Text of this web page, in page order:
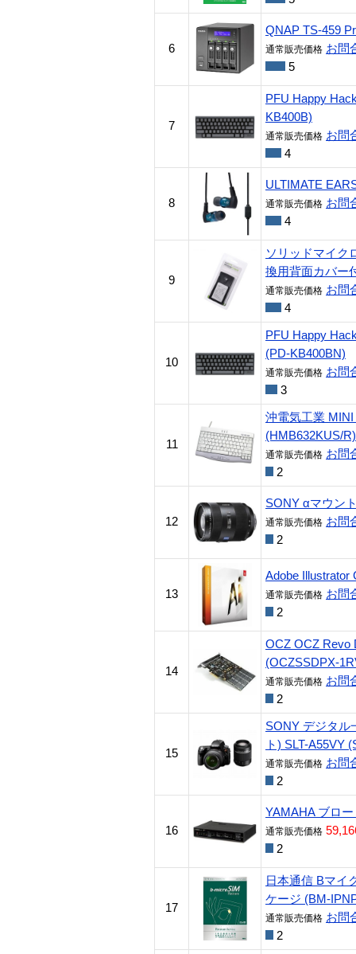
6
QNAP TS-459
通常販売価格 お問
5
7
PFU Happy
KB400B)
通常販売価格 お問
4
8
ULTIMATE
通常販売価格 お問
4
9
ソリッドマイク
換用背面カバー
通常販売価格 お問
4
10
PFU Happy
(PD-KB400BN)
通常販売価格 お問
3
11
沖電気工業
(HMB632KUS/R)
通常販売価格 お問
2
12
SONY αマウン
通常販売価格 お問
2
13
Adobe Illustrator
通常販売価格 お問
2
14
OCZ OCZ Revo
(OCZSSDPX-
通常販売価格 お問
2
15
SONY デジタル
ト) SLT-A55VY
通常販売価格 お問
2
16
YAMAHA ブロ
通常販売価格
2
17
日本通信 Bマイ
ケージ (BM-
通常販売価格 お問
2